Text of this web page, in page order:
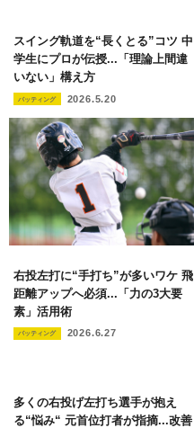
スイング軌道を“長くとる”コツ 中
学生にプロが伝授...「理論上間違
いない」構え方
バッティング 2026.5.20
右投左打に“手打ち”が多いワケ 飛
距離アップへ必須...「力の3大要
素」活用術
バッティング 2026.6.27
多くの右投げ左打ち選手が抱え
る“悩み“ 元首位打者が指摘...改善